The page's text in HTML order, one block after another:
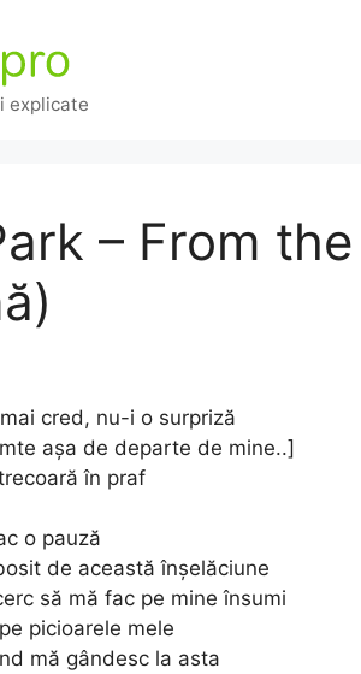
explicate
– From
cred, nu-i o surpriză
așa de departe de mine..]
în praf
o pauză
de această înșelăciune
să mă fac pe mine însumi
picioarele mele
mă gândesc la asta